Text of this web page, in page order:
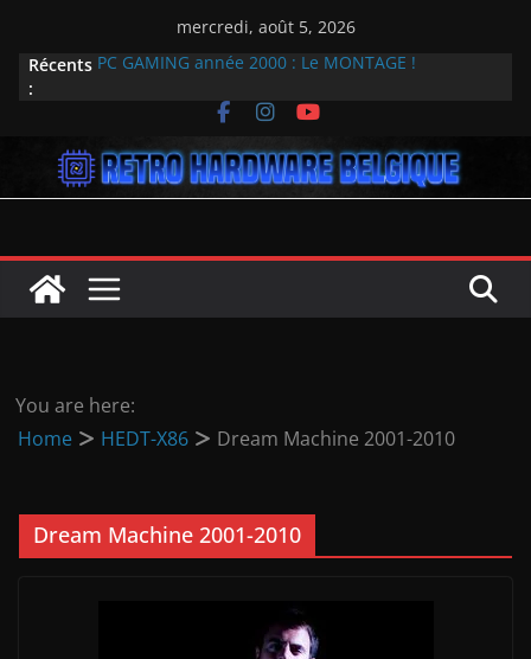
contenu
mercredi, août 5, 2026
Récents
:
PC GAMING année 2000 : Le MONTAGE !
La résurrection de DiscMaster : Explorer les
trésors numériques oubliés
Génération Amstrad CPC : 40 ans cette année !
You are here:
Home
HEDT-X86 Dream Machine 2001-2010
Dream Machine 2001-2010